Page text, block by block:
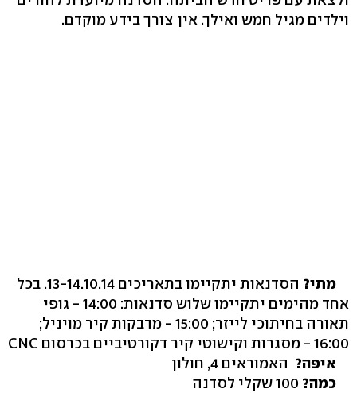
וילדים מגיל חמש ואילך. אין צורך בידע מוקדם.
מתי?
הסדנאות יתקיימו בתאריכים 13-14.10.14. בכל
אחד מהימים יתקיימו שלוש סדנאות: 14:00 - גופי
תאורה בחיתוכי לייזר; 15:00 - מדבקות קיר מויניל;
16:00 - מסגרות וקישוטי קיר דקורטיביים בכרסום CNC
איפה? האמוראים 4, חולון
כמה? 100 שקלי לסדנה